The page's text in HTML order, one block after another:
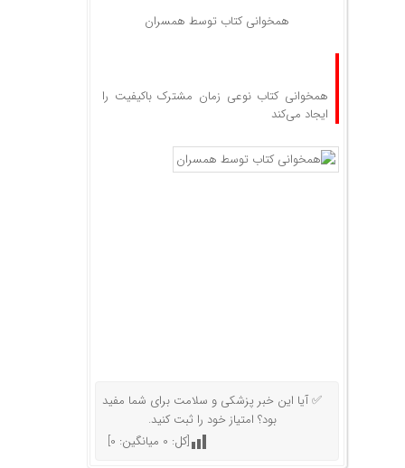
همخوانی کتاب توسط همسران
همخوانی کتاب نوعی زمان مشترک باکیفیت را
ایجاد می‌کند
✅ آیا این خبر پزشکی و سلامت برای شما مفید
بود؟ امتیاز خود را ثبت کنید.
[کل: 0 میانگین: 0
]